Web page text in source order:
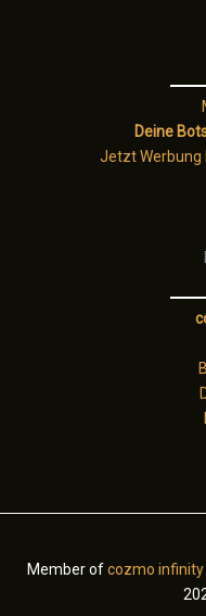
Deine
Jetzt Werbung
Member ofcozmo infinity